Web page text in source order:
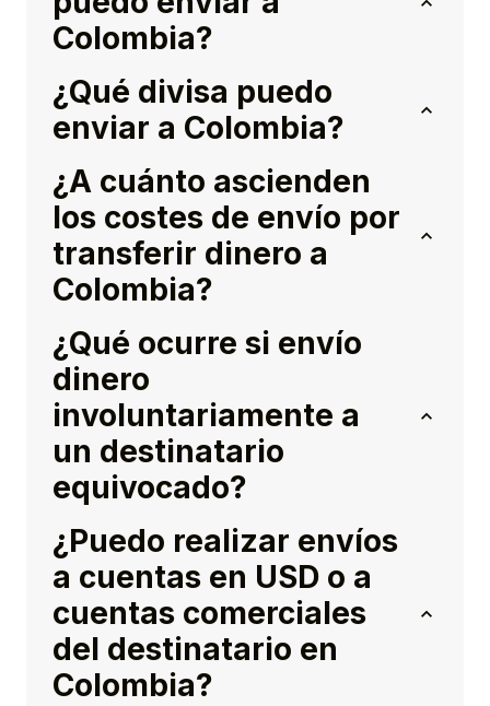
Colombia?
¿Qué divisa puedo
enviar a Colombia?
¿A cuánto ascienden
los costes de envío por
transferir dinero a
Colombia?
¿Qué ocurre si envío
dinero
involuntariamente a
un destinatario
equivocado?
¿Puedo realizar envíos
a cuentas en USD o a
cuentas comerciales
del destinatario en
Colombia?